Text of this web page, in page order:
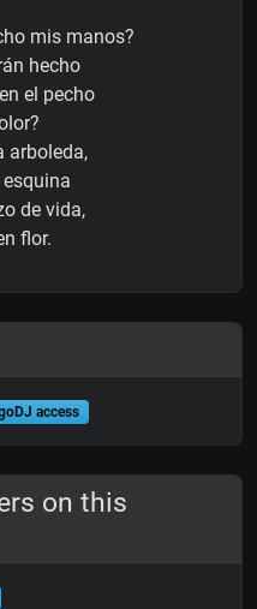
mis manos?
hecho
el pecho
arboleda,
de vida,
flor.
access
on this